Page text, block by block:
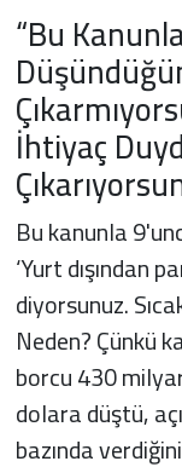
“Bu
İhtiyaç
Bu kanunla
‘Yurt dışından
diyorsunuz.
Neden? Çünkü
borcu 430
dolara düştü,
bazında